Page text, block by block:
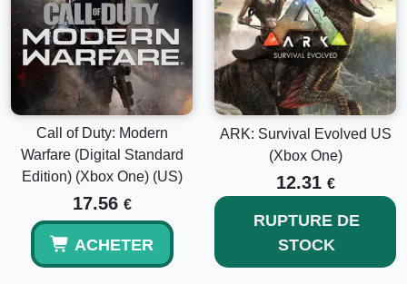
Call of Duty: Modern
Warfare (Digital Standard
Edition) (Xbox One) (US)
17.56 €
ACHETER
ARK: Survival Evolved US
(Xbox One)
12.31 €
RUPTURE DE
STOCK